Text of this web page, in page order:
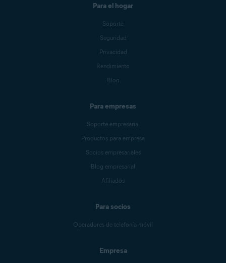
Para el hogar
Soporte
Seguridad
Privacidad
Rendimiento
Blog
Para empresas
Soporte empresarial
Productos para empresa
Socios empresariales
Blog empresarial
Afiliados
Para socios
Operadores de telefonía móvil
Empresa